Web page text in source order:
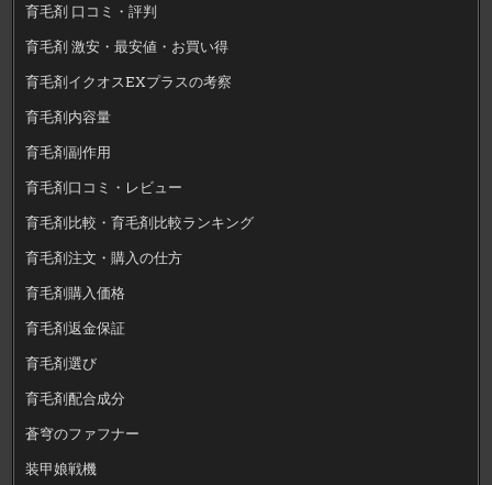
育毛剤 口コミ・評判
育毛剤 激安・最安値・お買い得
育毛剤イクオスEXプラスの考察
育毛剤内容量
育毛剤副作用
育毛剤口コミ・レビュー
育毛剤比較・育毛剤比較ランキング
育毛剤注文・購入の仕方
育毛剤購入価格
育毛剤返金保証
育毛剤選び
育毛剤配合成分
蒼穹のファフナー
装甲娘戦機